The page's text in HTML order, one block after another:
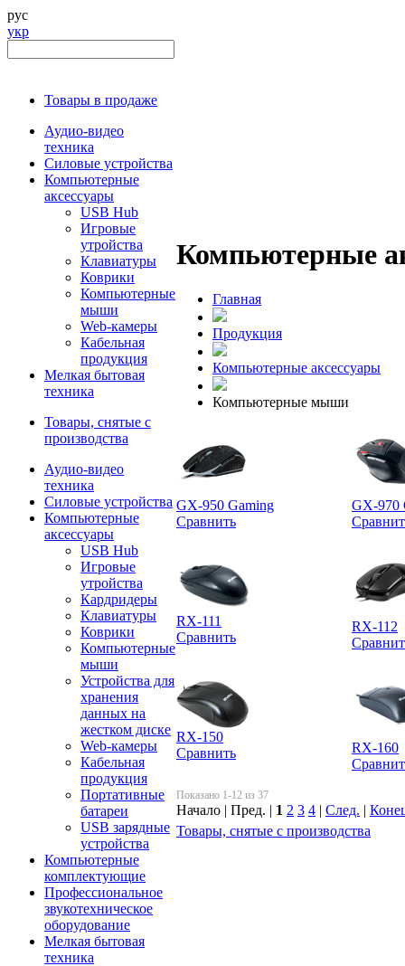
рус
укр
Товары в продаже
Аудио-видео
техника
Силовые устройства
Компьютерные
аксессуары
USB Hub
Игровые
утройства
Клавиатуры
Коврики
Компьютерные
мыши
Web-камеры
Кабельная
продукция
Мелкая бытовая
техника
Товары, снятые с
производства
Аудио-видео
техника
Силовые устройства
Компьютерные
аксессуары
USB Hub
Игровые
утройства
Кардридеры
Клавиатуры
Коврики
Компьютерные
мыши
Устройства для
хранения
данных на
жестком диске
Web-камеры
Кабельная
продукция
Портативные
батареи
USB зарядные
устройства
Компьютерные
комплектующие
Профессиональное
звукотехническое
оборудование
Мелкая бытовая
техника
Компьютерные
Главная
Продукция
Компьютерные аксессуары
Компьютерные мыши
GX-950 Gaming
Сравнить
GX-970
RX-111
Сравнить
RX-112
RX-150
Сравнить
RX-160
Показано 1-12 из 37
Начало | Пред. | 1 2 3 4 | След. |
Товары, снятые с производства